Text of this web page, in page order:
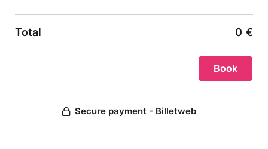
Total 0 €
Secure payment - Billetweb